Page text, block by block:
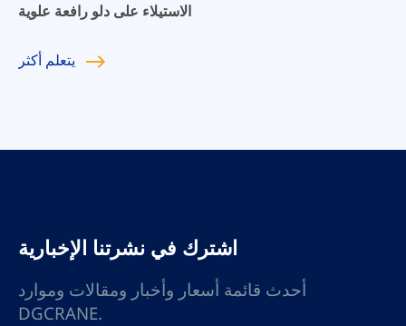
الاستيلاء على دلو رافعة علوية
يتعلمأكثر
اشترك في نشرتنا الإخبارية
أحدث قائمة أسعار وأخبار ومقالات وموارد
DGCRANE.